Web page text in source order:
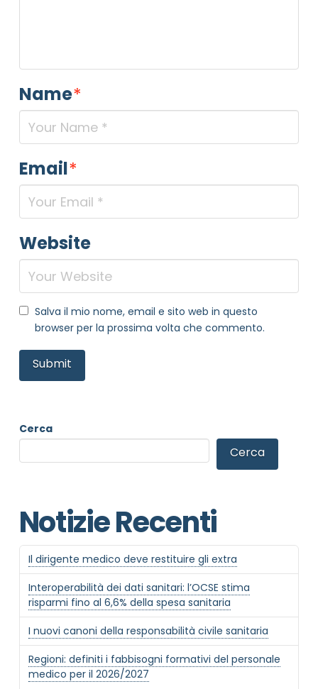
Name*
Email*
Website
Salva il mio nome, email e sito web in questo
browser per la prossima volta che commento.
Cerca
Cerca
Notizie Recenti
Il dirigente medico deve restituire gli extra
Interoperabilità dei dati sanitari: l’OCSE stima
risparmi fino al 6,6% della spesa sanitaria
I nuovi canoni della responsabilità civile sanitaria
Regioni: definiti i fabbisogni formativi del personale
medico per il 2026/2027
NOME STRUTTURA*
MAIL REFERENTE*
MOTIVO DEL CONTATTO*